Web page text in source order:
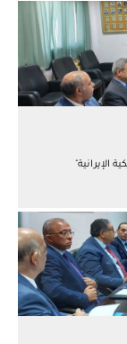
الإيرانية"